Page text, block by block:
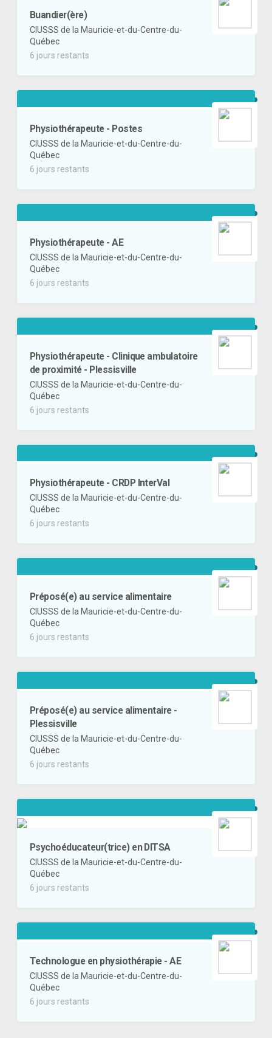
Buandier(ère)
CIUSSS de la Mauricie-et-du-Centre-du-
Québec
6 jours restants
Physiothérapeute - Postes
CIUSSS de la Mauricie-et-du-Centre-du-
Québec
6 jours restants
Physiothérapeute - AE
CIUSSS de la Mauricie-et-du-Centre-du-
Québec
6 jours restants
Physiothérapeute - Clinique ambulatoire
de proximité - Plessisville
CIUSSS de la Mauricie-et-du-Centre-du-
Québec
6 jours restants
Physiothérapeute - CRDP InterVal
CIUSSS de la Mauricie-et-du-Centre-du-
Québec
6 jours restants
Préposé(e) au service alimentaire
CIUSSS de la Mauricie-et-du-Centre-du-
Québec
6 jours restants
Préposé(e) au service alimentaire -
Plessisville
CIUSSS de la Mauricie-et-du-Centre-du-
Québec
6 jours restants
Psychoéducateur(trice) en DITSA
CIUSSS de la Mauricie-et-du-Centre-du-
Québec
6 jours restants
Technologue en physiothérapie - AE
CIUSSS de la Mauricie-et-du-Centre-du-
Québec
6 jours restants